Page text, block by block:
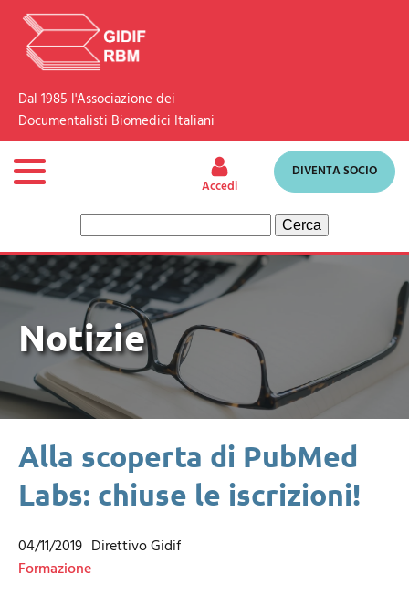
Dal 1985 l'Associazione dei
Documentalisti Biomedici Italiani
Accedi
DIVENTA SOCIO
per:
Notizie
Alla scoperta di PubMed
Labs: chiuse le iscrizioni!
04/11/2019 Direttivo Gidif
Formazione